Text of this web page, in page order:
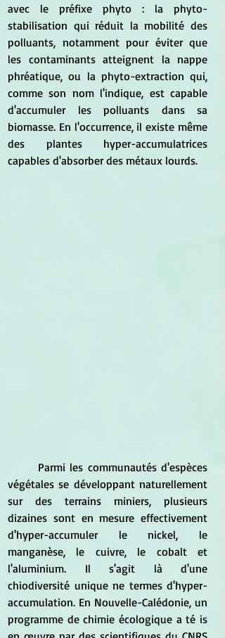
avec le préfixe phyto : la phyto-
stabilisation qui réduit la mobilité des
polluants, notamment pour éviter que
les contaminants atteignent la nappe
phréatique, ou la phyto-extraction qui,
comme son nom l'indique, est capable
d'accumuler les polluants dans sa
biomasse. En l'occurrence, il existe même
des plantes hyper-accumulatrices
capables d'absorber des métaux lourds.
végétales se développant naturellement
sur des terrains miniers, plusieurs
dizaines sont en mesure effectivement
d'hyper-accumuler le nickel, le
manganèse, le cuivre, le cobalt et
l'aluminium. Il s'agit là d'une
chiodiversité unique ne termes d'hyper-
accumulation. En Nouvelle-Calédonie, un
programme de chimie écologique a té is